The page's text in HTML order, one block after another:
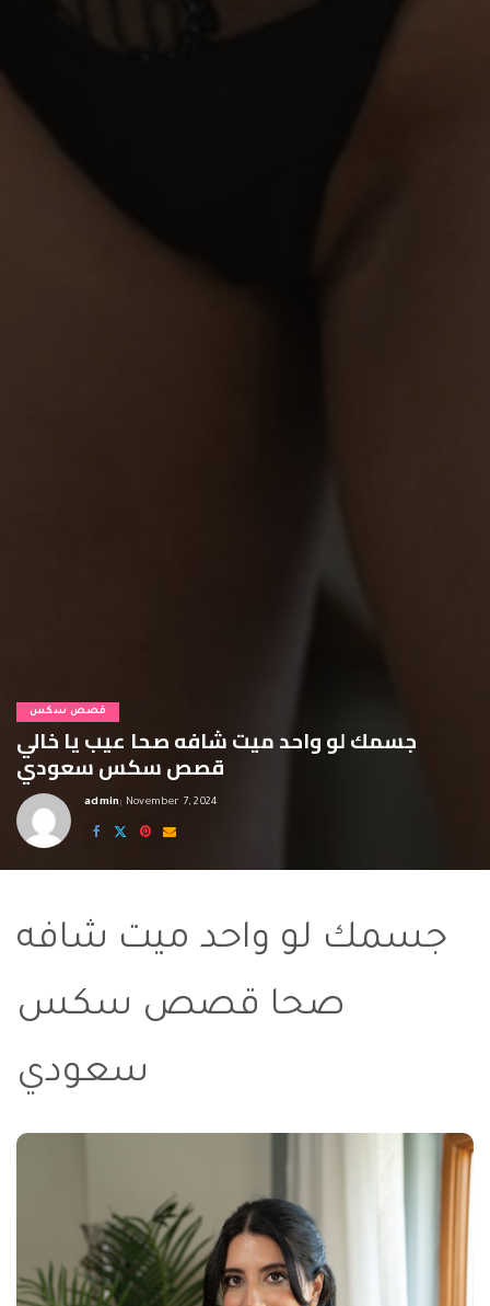
قصص سكس
جسمك لو واحد ميت شافه صحا عيب يا خالي
قصص سكس سعودي
Posted
by
admin November 7, 2024
جسمك لو واحد ميت شافه
صحا قصص سكس
سعودي